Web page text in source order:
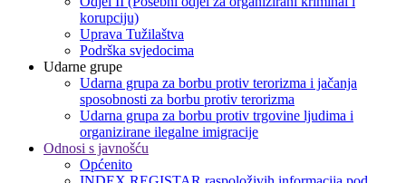
korupciju)
Uprava Tužilaštva
Podrška svjedocima
Udarne grupe
Udarna grupa za borbu protiv terorizma i jačanja
sposobnosti za borbu protiv terorizma
Udarna grupa za borbu protiv trgovine ljudima i
organizirane ilegalne imigracije
Odnosi s javnošću
Općenito